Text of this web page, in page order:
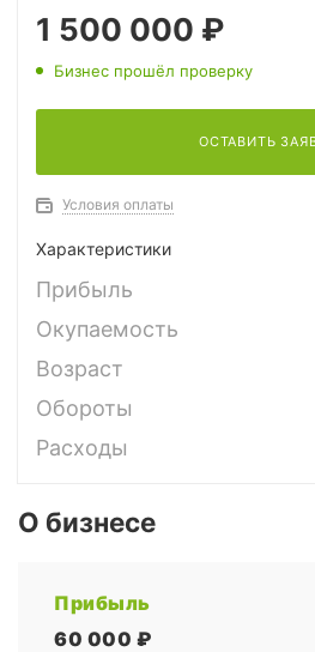
1 500 000 ₽
Бизнес прошёл проверку
ОСТАВИТЬ
Условия оплаты
Характеристики
Прибыль
Окупаемость
Возраст
Обороты
Расходы
О бизнесе
Прибыль
60 000 ₽